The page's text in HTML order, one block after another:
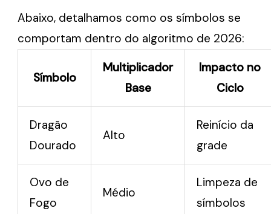
Abaixo, detalhamos como os símbolos se
comportam dentro do algoritmo de 2026:
Símbolo
Multiplicador
Base
Impacto no
Ciclo
Dragão
Dourado
Alto
Reinício da
grade
Ovo de
Fogo
Médio
Limpeza de
símbolos